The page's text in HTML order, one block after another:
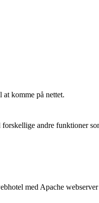
komme på nettet.
andre funktioner
med Apache